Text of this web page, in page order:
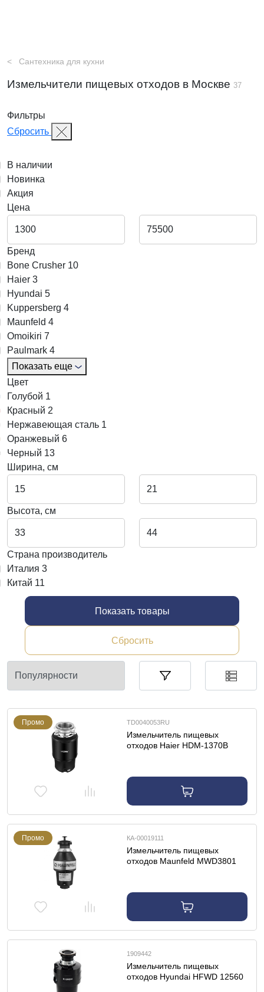
Сантехника для кухни
Измельчители пищевых отходов в Москве 37
Фильтры
Сбросить
В наличии
Новинка
Акция
Цена
Бренд
Bone Crusher 10
Haier 3
Hyundai 5
Kuppersberg 4
Maunfeld 4
Omoikiri 7
Paulmark 4
Показать еще
Цвет
Голубой 1
Красный 2
Нержавеющая сталь 1
Оранжевый 6
Черный 13
Ширина, см
Высота, см
Страна производитель
Италия 3
Китай 11
Показать товары
Сбросить
Промо TD0040053RU
Измельчитель пищевых
отходов Haier HDM-1370B
Промо КА-00019111
Измельчитель пищевых
отходов Maunfeld MWD3801
1909442
Измельчитель пищевых
отходов Hyundai HFWD 12560